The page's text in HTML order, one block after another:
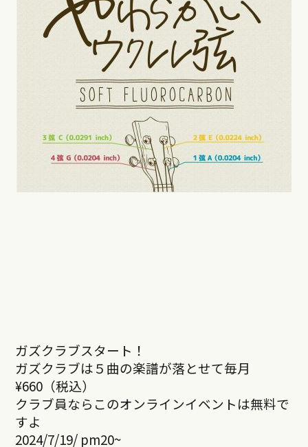
ガズクラブスタート！
ガズクラブは５曲の楽譜が落とせて毎月
¥660（税込）
クラブ員ならこのオンラインイベントは無料で
すよ
2024/7/19/ pm20~